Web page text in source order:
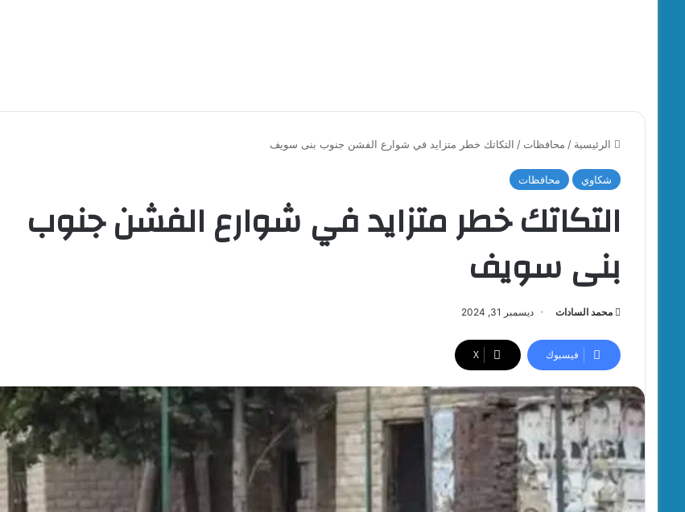
الرئيسية / محافظات / التكاتك خطر متزايد في شوارع الفشن جنوب بنى سويف
شكاوي محافظات
التكاتك خطر متزايد في شوارع الفشن جنوب
بنى سويف
محمد السادات ديسمبر 31, 2024
فيسبوك ‫X